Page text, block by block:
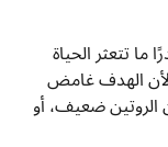
ما تتعثر الحياة
لأن الهدف غامض
الروتين ضعيف، أو